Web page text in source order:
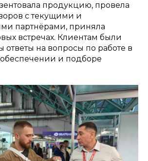
продукцию, провела
с текущими и
партнёрами, приняла
встречах. Клиентам были
ответы на вопросы по работе в
и подборе